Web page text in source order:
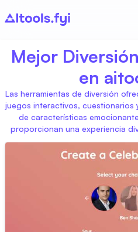
Mejor
en
Las herramientas de diversión
juegos interactivos, cuestionarios
de características
proporcionan una experiencia